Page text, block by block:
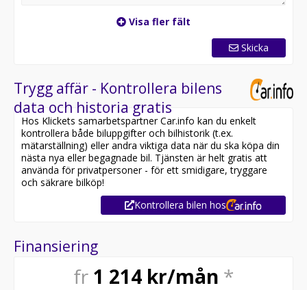
Visa fler fält
Skicka
Trygg affär - Kontrollera bilens
data och historia gratis
Hos Klickets samarbetspartner Car.info kan du enkelt
kontrollera både biluppgifter och bilhistorik (t.ex.
mätarställning) eller andra viktiga data när du ska köpa din
nästa nya eller begagnade bil. Tjänsten är helt gratis att
använda för privatpersoner - för ett smidigare, tryggare
och säkrare bilköp!
Kontrollera bilen hos
Finansiering
fr 1 214 kr/mån *